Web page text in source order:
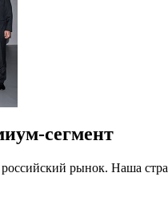
сегмент
рынок. Наша